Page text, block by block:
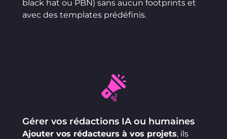
black hat ou PBN) sans aucun footprints et
avec des templates prédéfinis.
Gérer vos rédactions IA ou humaines
Ajouter vos rédacteurs à vos projets, ils